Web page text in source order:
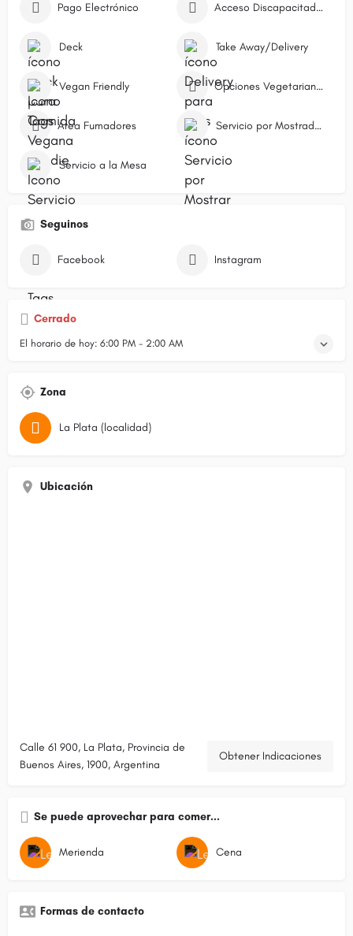
Pago Electrónico Acceso Discapacitados
Deck Take Away/Delivery
Vegan Friendly Opciones Vegetarianas
Área Fumadores Servicio por Mostrador/Caja
Servicio a la Mesa
Seguinos
Facebook Instagram
Cerrado
El horario de hoy: 6:00 PM - 2:00 AM
Zona
La Plata (localidad)
Ubicación
Calle 61 900, La Plata, Provincia de
Buenos Aires, 1900, Argentina
Obtener Indicaciones
Se puede aprovechar para comer...
Merienda Cena
Formas de contacto